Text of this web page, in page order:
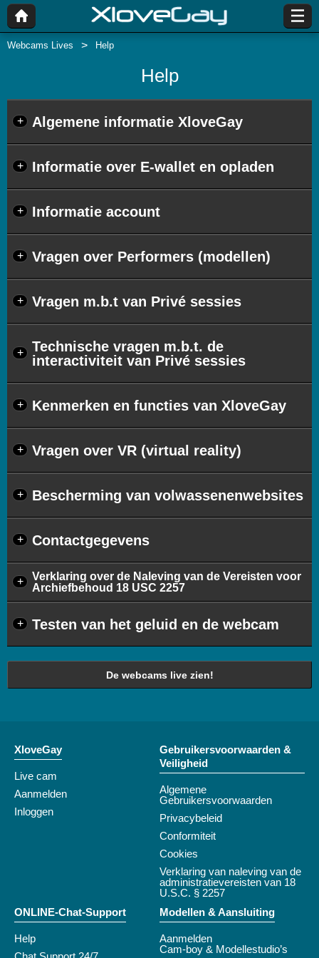
Webcams Lives Help
Help
+ Algemene informatie XloveGay
+ Informatie over E-wallet en opladen
+ Informatie account
+ Vragen over Performers (modellen)
+ Vragen m.b.t van Privé sessies
+
Technische vragen m.b.t. de
interactiviteit van Privé sessies
+ Kenmerken en functies van XloveGay
+ Vragen over VR (virtual reality)
+ Bescherming van volwassenenwebsites
+ Contactgegevens
+
Verklaring over de Naleving van de Vereisten voor
Archiefbehoud 18 USC 2257
+ Testen van het geluid en de webcam
De webcams live zien!
XloveGay
Live cam
Aanmelden
Inloggen
Gebruikersvoorwaarden &
Veiligheid
Algemene
Gebruikersvoorwaarden
Privacybeleid
Conformiteit
Cookies
Verklaring van naleving van de
administratievereisten van 18
U.S.C. § 2257
ONLINE-Chat-Support
Help
Modellen & Aansluiting
Aanmelden
Cam-boy & Modellestudio’s